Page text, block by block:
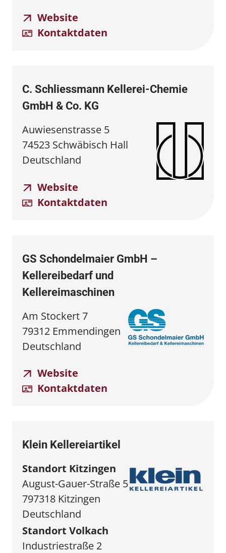
Website
Kontaktdaten
C. Schliessmann Kellerei⁠⁠-⁠⁠Chemie
GmbH & Co. KG
Auwiesenstrasse 5
74523 Schwäbisch Hall
Deutschland
Website
Kontaktdaten
GS Schondelmaier GmbH –
Kellereibedarf und
Kellereimaschinen
Am Stockert 7
79312 Emmendingen
Deutschland
Website
Kontaktdaten
Klein Kellereiartikel
Standort Kitzingen
August-Gauer-Straße 5
797318 Kitzingen
Deutschland
Standort Volkach
Industriestraße 2